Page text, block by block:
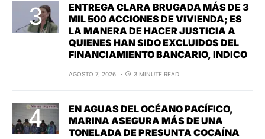
ENTREGA CLARA BRUGADA MÁS DE 3
MIL 500 ACCIONES DE VIVIENDA; ES
LA MANERA DE HACER JUSTICIA A
QUIENES HAN SIDO EXCLUIDOS DEL
FINANCIAMIENTO BANCARIO, INDICO
AGOSTO 7, 2026 3 MINUTE READ
EN AGUAS DEL OCÉANO PACÍFICO,
MARINA ASEGURA MÁS DE UNA
TONELADA DE PRESUNTA COCAÍNA